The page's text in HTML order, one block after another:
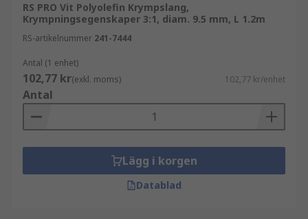
RS PRO Vit Polyolefin Krympslang,
Krympningsegenskaper 3:1, diam. 9.5 mm, L 1.2m
RS-artikelnummer 241-7444
Antal (1 enhet)
102,77 kr(exkl. moms) 102,77 kr/enhet
Antal
Lägg i korgen
Datablad